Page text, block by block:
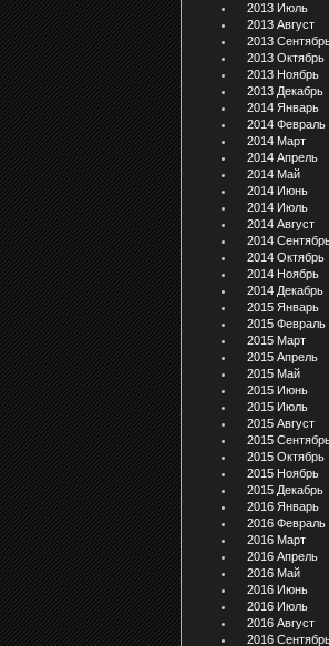
2013 Июль
2013 Август
2013
2013 Октябрь
2013 Ноябрь
2013 Декабрь
2014 Январь
2014 Февраль
2014 Март
2014 Апрель
2014 Май
2014 Июнь
2014 Июль
2014 Август
2014
2014 Октябрь
2014 Ноябрь
2014 Декабрь
2015 Январь
2015 Февраль
2015 Март
2015 Апрель
2015 Май
2015 Июнь
2015 Июль
2015 Август
2015
2015 Октябрь
2015 Ноябрь
2015 Декабрь
2016 Январь
2016 Февраль
2016 Март
2016 Апрель
2016 Май
2016 Июнь
2016 Июль
2016 Август
2016